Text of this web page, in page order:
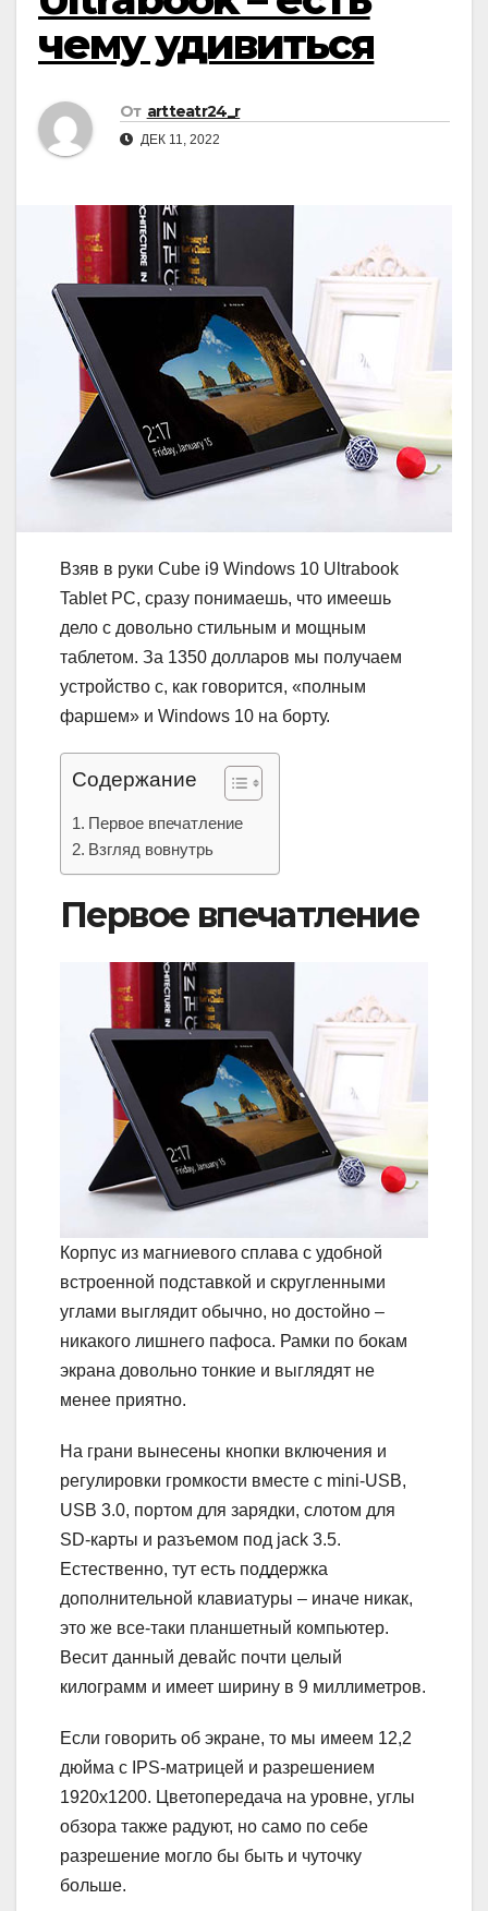
чему удивиться
От artteatr24_r
ДЕК 11, 2022
Взяв в руки Cube i9 Windows 10 Ultrabook
Tablet PC, сразу понимаешь, что имеешь
дело с довольно стильным и мощным
таблетом. За 1350 долларов мы получаем
устройство с, как говорится, «полным
фаршем» и Windows 10 на борту.
Содержание
Первое впечатление
Взгляд вовнутрь
Первое впечатление
Корпус из магниевого сплава с удобной
встроенной подставкой и скругленными
углами выглядит обычно, но достойно –
никакого лишнего пафоса. Рамки по бокам
экрана довольно тонкие и выглядят не
менее приятно.
На грани вынесены кнопки включения и
регулировки громкости вместе с mini-USB,
USB 3.0, портом для зарядки, слотом для
SD-карты и разъемом под jack 3.5.
Естественно, тут есть поддержка
дополнительной клавиатуры – иначе никак,
это же все-таки планшетный компьютер.
Весит данный девайс почти целый
килограмм и имеет ширину в 9 миллиметров.
Если говорить об экране, то мы имеем 12,2
дюйма с IPS-матрицей и разрешением
1920х1200. Цветопередача на уровне, углы
обзора также радуют, но само по себе
разрешение могло бы быть и чуточку
больше.